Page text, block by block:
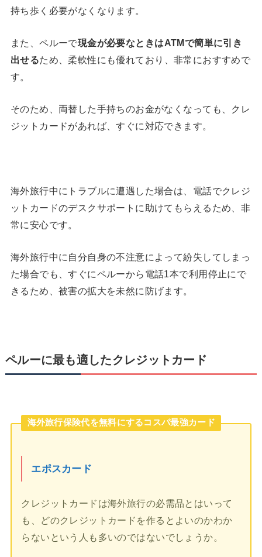
持ち歩く必要がなくなります。
また、ペルーで現金が必要なときはATMで簡単に引き
出せるため、柔軟性にも優れており、非常におすすめで
す。
そのため、両替した手持ちのお金がなくなっても、クレ
ジットカードがあれば、すぐに対応できます。
海外旅行中にトラブルに遭遇した場合は、電話でクレジ
ットカードのデスクサポートに助けてもらえるため、非
常に安心です。
海外旅行中に自分自身の不注意によって紛失してしまっ
た場合でも、すぐにペルーから電話1本で利用停止にで
きるため、被害の拡大を未然に防げます。
ペルーに最も適したクレジットカード
海外旅行保険代を無料にするコスパ最強カード
エポスカード
クレジットカードは海外旅行の必需品とはいって
も、どのクレジットカードを作るとよいのかわか
らないという人も多いのではないでしょうか。